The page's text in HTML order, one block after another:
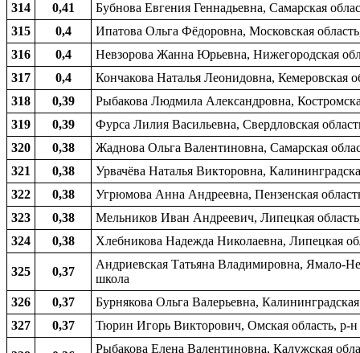
314
0,41
Бубнова Евгения Геннадьевна, Самарская
315
0,4
Ипатова Ольга Фёдоровна, Московская
316
0,4
Невзорова Жанна Юрьевна, Нижегородская
317
0,4
Кончакова Наталья Леонидовна, Кемеровская
318
0,39
Рыбакова Людмила Александровна,
319
0,39
Фурса Лилия Васильевна, Свердловская
320
0,38
Жаднова Ольга Валентиновна, Самарская
321
0,38
Урвачёва Наталья Викторовна,
322
0,38
Угрюмова Анна Андреевна, Пензенская
323
0,38
Мельников Иван Андреевич, Липецкая
324
0,38 Хлебникова Надежда Николаевна, Липецкая
325 0,37
Андриевская Татьяна Владимировна, Ямало-
школа
326
0,37
Бурнякова Ольга Валерьевна,
327
0,37 Тюрин Игорь Викторович, Омская область, р-
Рыбакова Елена Валентиновна, Калужская